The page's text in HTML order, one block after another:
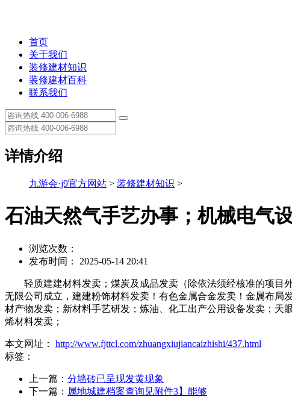
首页
关于我们
装修建材知识
装修建材百科
联系我们
详情介绍
九游会·j9官方网站 > 装修建材知识 >
石油天然气手艺办事；机械电气
浏览次数：
发布时间： 2025-05-14 20:41
轻质建建材料发卖；煤炭及成品发卖（除依法须经核准的项目
无限公司成立，建建粉饰材料发卖！有色金属合金发卖！金属布
材产物发卖；新材料手艺研发；炼油、化工出产公用设备发卖；
烯材料发卖；
本文网址： http://www.fjttcl.com/zhuangxiujiancaizhishi/437.html
标签：
上一篇： 分墙砖已呈现发黄现象
下一篇： 属地城建档案查询见附件3】能够